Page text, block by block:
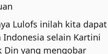
Lulofs inilah kita dapat
selain Kartini
Din yang mengobar